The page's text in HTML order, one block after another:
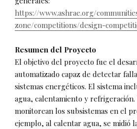
https://www.ashrae.org/
zone/competitions/design-
Resumen del Proyecto
El objetivo del proyecto fue el
automatizado capaz de detectar
sistemas energéticos. El sistema
agua, calentamiento y
monitorean los subsistemas en el
ejemplo, al calentar agua, se midió